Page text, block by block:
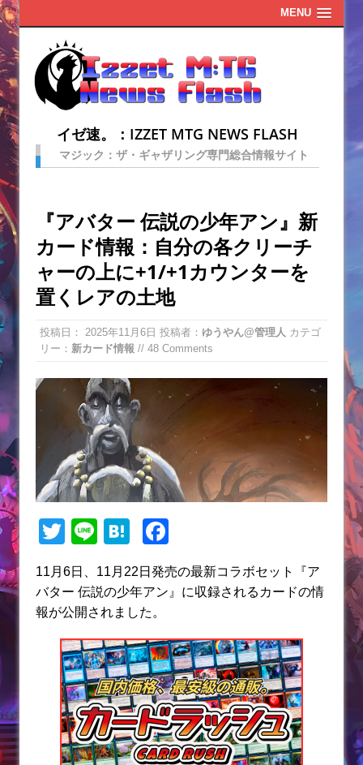
MENU
イゼ速。：IZZET MTG NEWS FLASH
マジック：ザ・ギャザリング専門総合情報サイト
『アバター 伝説の少年アン』新
カード情報：自分の各クリーチ
ャーの上に+1/+1カウンターを
置くレアの土地
投稿日： 2025年11月6日 投稿者： ゆうやん@管理人 カテゴ
リー： 新カード情報 // 48 Comments
T
w
itt
er
Li
e
H
at
e
n
a
a
c
b
o
o
k
11月6日、11月22日発売の最新コラボセット『ア
バター 伝説の少年アン』に収録されるカードの情
報が公開されました。